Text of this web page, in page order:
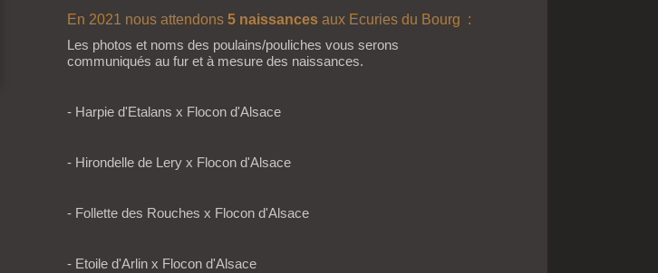
En 2021 nous attendons 5 naissances aux Ecuries du Bourg :
Les photos et noms des poulains/pouliches vous serons
communiqués au fur et à mesure des naissances.
- Harpie d'Etalans x Flocon d'Alsace
- Hirondelle de Lery x Flocon d'Alsace
- Follette des Rouches x Flocon d'Alsace
- Etoile d'Arlin x Flocon d'Alsace